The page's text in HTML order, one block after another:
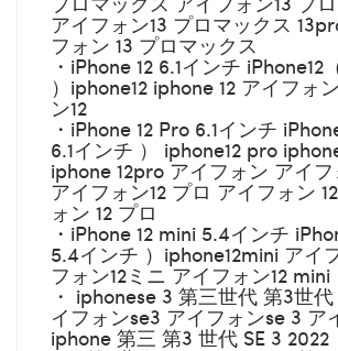
アイフォン13 プロマックス
フォン 13 プロマックス
・iPhone 12 6.1インチ iPhone12
）iphone12 iphone 12 アイフォ
ン12
・iPhone 12 Pro 6.1インチ
6.1インチ ） iphone12 pro
iphone 12pro アイフォン アイフ
アイフォン12 プロ アイフォン
ォン 12 プロ
・iPhone 12 mini 5.4インチ
5.4インチ ）iphone12mini アイ
フォン12ミニ アイフォン12 mini
・ iphonese 3 第三世代 第3世代
イフォンse3 アイフォンse 3 ア
iphone 第三 第3 世代 SE 3 2022